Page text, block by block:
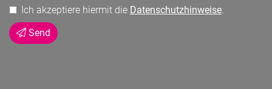
Ich akzeptiere hiermit die Datenschutzhinweise.
Send